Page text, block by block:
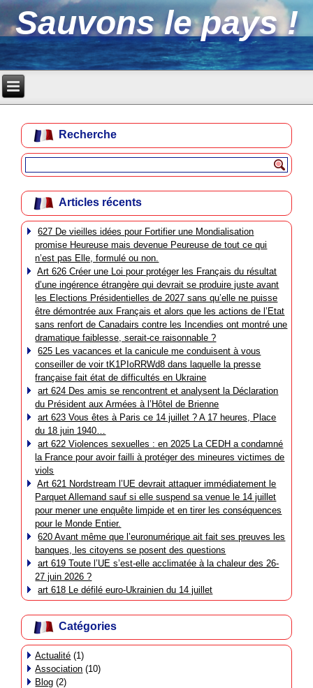
Sauvons le pays !
Recherche
Articles récents
627 De vieilles idées pour Fortifier une Mondialisation
promise Heureuse mais devenue Peureuse de tout ce qui
n’est pas Elle, formulé ou non.
Art 626 Créer une Loi pour protéger les Français du résultat
d’une ingérence étrangère qui devrait se produire juste avant
les Elections Présidentielles de 2027 sans qu’elle ne puisse
être démontrée aux Français et alors que les actions de l’Etat
sans renfort de Canadairs contre les Incendies ont montré une
dramatique faiblesse, serait-ce raisonnable ?
625 Les vacances et la canicule me conduisent à vous
conseiller de voir tK1PIoRRWd8 dans laquelle la presse
française fait état de difficultés en Ukraine
art 624 Des amis se rencontrent et analysent la Déclaration
du Président aux Armées à l’Hôtel de Brienne
art 623 Vous êtes à Paris ce 14 juillet ? A 17 heures, Place
du 18 juin 1940…
art 622 Violences sexuelles : en 2025 La CEDH a condamné
la France pour avoir failli à protéger des mineures victimes de
viols
Art 621 Nordstream l’UE devrait attaquer immédiatement le
Parquet Allemand sauf si elle suspend sa venue le 14 juillet
pour mener une enquête limpide et en tirer les conséquences
pour le Monde Entier.
620 Avant même que l’euronumérique ait fait ses preuves les
banques, les citoyens se posent des questions
art 619 Toute l’UE s’est-elle acclimatée à la chaleur des 26-
27 juin 2026 ?
art 618 Le défilé euro-Ukrainien du 14 juillet
Catégories
Actualité (1)
Association (10)
Blog (2)